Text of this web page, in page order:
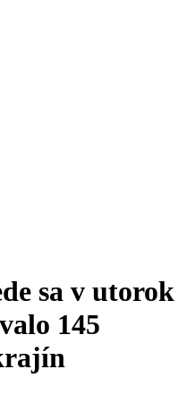
sa v utorok
145